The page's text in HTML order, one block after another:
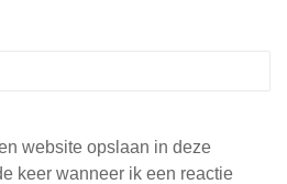
website opslaan in deze
keer wanneer ik een reactie